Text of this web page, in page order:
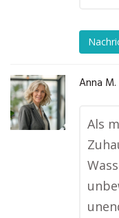
Anna M.
Als